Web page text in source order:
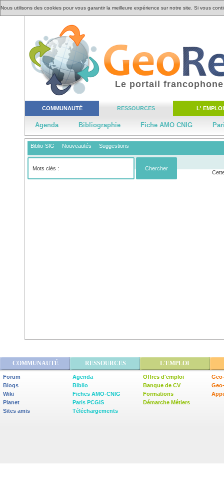
Nous utilisons des cookies pour vous garantir la meilleure expérience sur notre site. Si vous
COMMUNAUTÉ RESSOURCES L' EMPLOI
Agenda Bibliographie Fiche AMO CNIG
Le portail
Biblio-SIG Nouveautés Suggestions
COMMUNAUTÉ RESSOURCES L'EMPLOI
Forum
Blogs
Wiki
Planet
Sites amis
Agenda
Biblio
Fiches AMO-CNIG
Paris PCGIS
Téléchargements
Offres d'emploi
Banque de CV
Formations
Démarche Métiers